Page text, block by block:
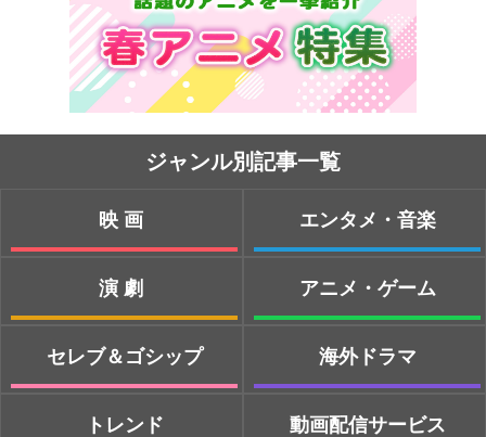
ジャンル別記事一覧
映画
演劇
セレブ＆ゴシップ
トレンド
エンタメ・音楽
アニメ・ゲーム
海外ドラマ
動画配信サービス